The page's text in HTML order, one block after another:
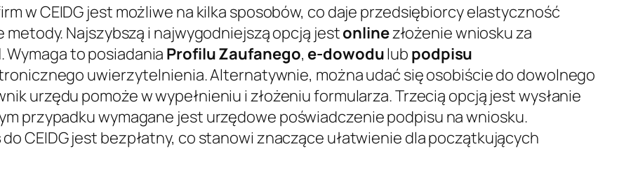
w CEIDG jest możliwe na kilka sposobów, co daje przedsiębiorcy elastyczność
Najszybszą i najwygodniejszą opcją jestonlinezłożenie wniosku za
. Wymaga to posiadania Profilu Zaufanego, e-dowodulub podpisu
uwierzytelnienia. Alternatywnie, można udać się osobiście do dowolnego
urzędu pomoże w wypełnieniu i złożeniu formularza. Trzecią opcją jest wysłanie
przypadku wymagane jest urzędowe poświadczenie podpisu na wniosku.
do CEIDG jest bezpłatny, co stanowi znaczące ułatwienie dla początkujących